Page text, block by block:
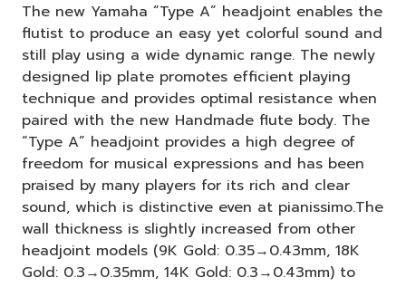
The new Yamaha “Type A” headjoint enables the
flutist to produce an easy yet colorful sound and
still play using a wide dynamic range. The newly
designed lip plate promotes efficient playing
technique and provides optimal resistance when
paired with the new Handmade flute body. The
“Type A” headjoint provides a high degree of
freedom for musical expressions and has been
praised by many players for its rich and clear
sound, which is distinctive even at pianissimo.The
wall thickness is slightly increased from other
headjoint models (9K Gold: 0.35→0.43mm, 18K
Gold: 0.3→0.35mm, 14K Gold: 0.3→0.43mm) to